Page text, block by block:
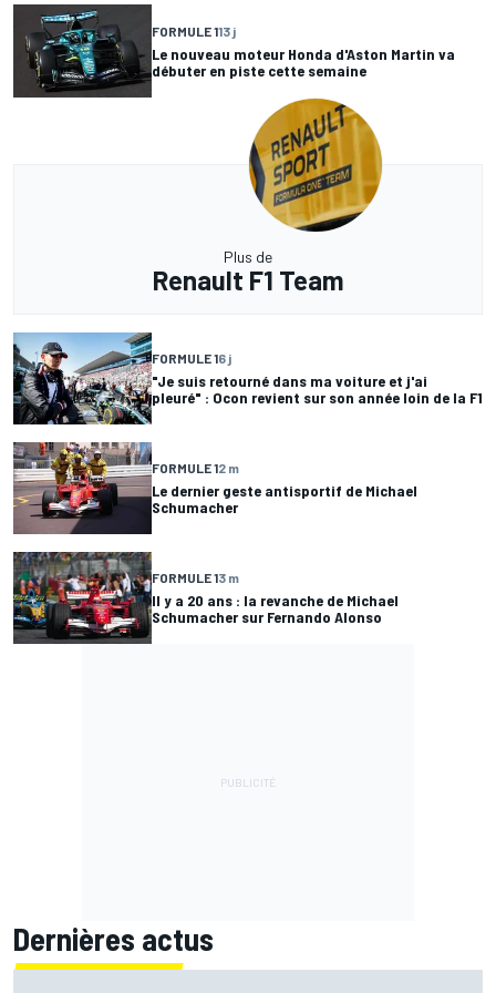
FORMULE 113 j
Le nouveau moteur Honda d'Aston Martin va
débuter en piste cette semaine
Plus de
Renault F1 Team
FORMULE 16 j
"Je suis retourné dans ma voiture et j'ai
pleuré" : Ocon revient sur son année loin de la F1
FORMULE 12 m
Le dernier geste antisportif de Michael
Schumacher
FORMULE 13 m
Il y a 20 ans : la revanche de Michael
Schumacher sur Fernando Alonso
Dernières actus